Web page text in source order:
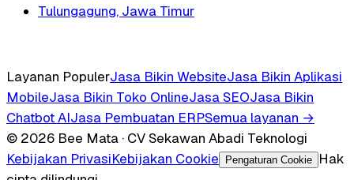
Tulungagung, Jawa Timur
Layanan PopulerJasa Bikin WebsiteJasa Bikin Aplikasi
MobileJasa Bikin Toko OnlineJasa SEOJasa Bikin
Chatbot AIJasa Pembuatan ERPSemua layanan →
© 2026 Bee Mata · CV Sekawan Abadi Teknologi
Kebijakan PrivasiKebijakan Cookie Pengaturan Cookie
Hak